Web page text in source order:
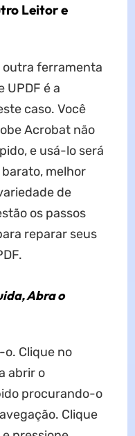
Leitor e
outra ferramenta
UPDF é a
caso. Você
Acrobat não
e usá-lo será
melhor
de
os passos
reparar seus
Abra o
o. Clique no
abrir o
procurando-o
Clique